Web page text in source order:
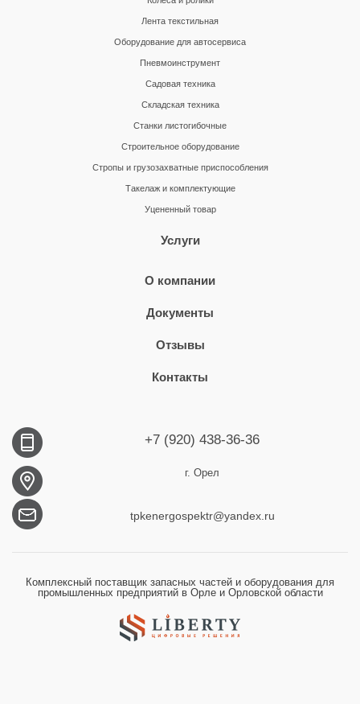
Лента текстильная
Оборудование для автосервиса
Пневмоинструмент
Садовая техника
Складская техника
Станки листогибочные
Строительное оборудование
Стропы и грузозахватные приспособления
Такелаж и комплектующие
Уцененный товар
Услуги
О компании
Документы
Отзывы
Контакты
+7 (920) 438-36-36
г. Орел
tpkenergospektr@yandex.ru
Комплексный поставщик запасных частей и оборудования для
промышленных предприятий в Орле и Орловской области